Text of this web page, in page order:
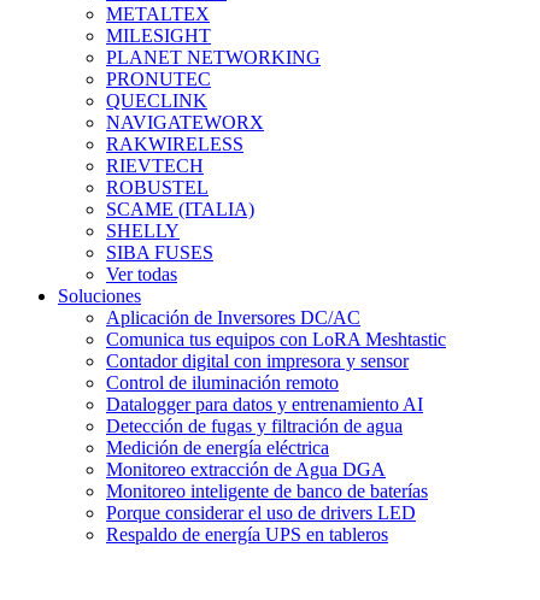
METALTEX
MILESIGHT
PLANET NETWORKING
PRONUTEC
QUECLINK
NAVIGATEWORX
RAKWIRELESS
RIEVTECH
ROBUSTEL
SCAME (ITALIA)
SHELLY
SIBA FUSES
Ver todas
Soluciones
Aplicación de Inversores DC/AC
Comunica tus equipos con LoRA Meshtastic
Contador digital con impresora y sensor
Control de iluminación remoto
Datalogger para datos y entrenamiento AI
Detección de fugas y filtración de agua
Medición de energía eléctrica
Monitoreo extracción de Agua DGA
Monitoreo inteligente de banco de baterías
Porque considerar el uso de drivers LED
Respaldo de energía UPS en tableros